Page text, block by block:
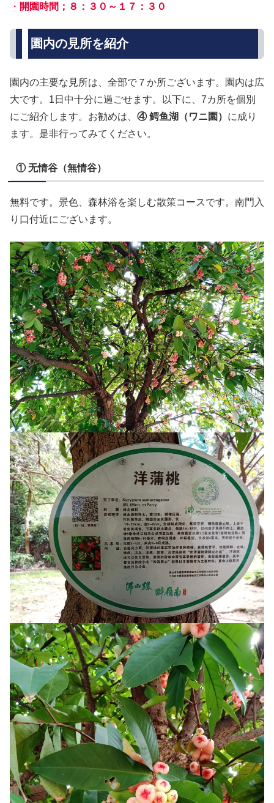
・ 開園時間；８：３０～１７：３０
園内の見所を紹介
園内の主要な見所は、全部で７か所ございます。園内は広
大です。1日中十分に過ごせます。以下に、7カ所を個別
にご紹介します。お勧めは、 ④ 鳄鱼湖（ワニ園） に成り
ます。是非行ってみてください。
① 无情谷（無情谷）
無料です。景色、森林浴を楽しむ散策コースです。南門入
り口付近にございます。